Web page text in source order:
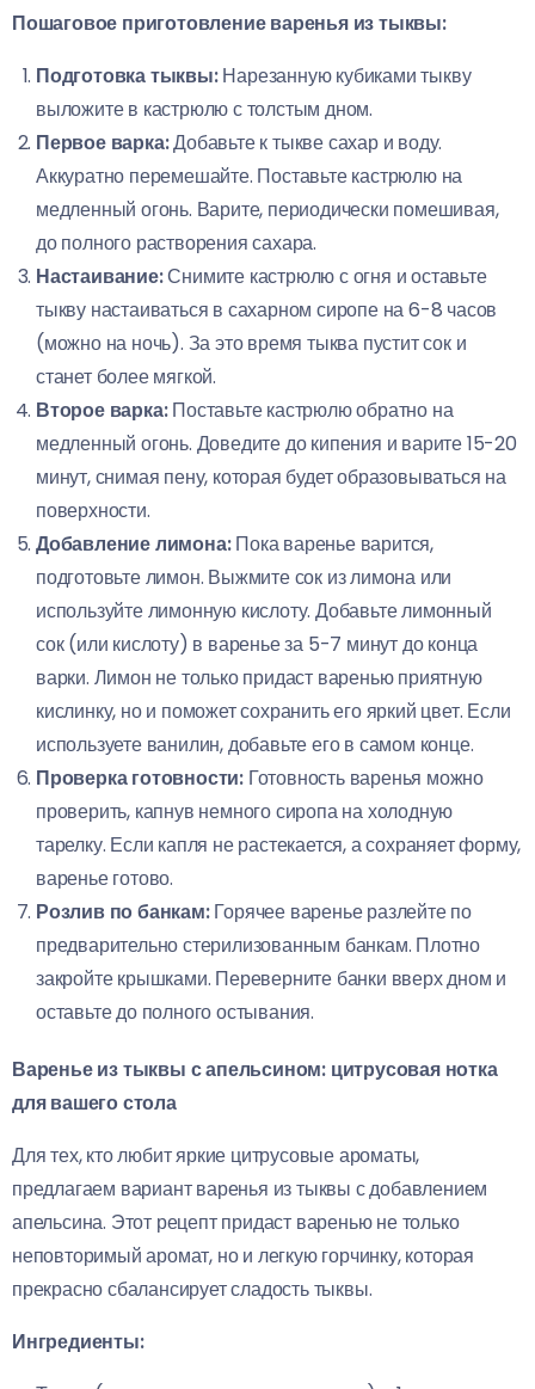
Пошаговое приготовление варенья из тыквы:
Подготовка тыквы:Нарезанную кубиками тыкву
выложите в кастрюлю с толстым дном.
Первое варка:Добавьте к тыкве сахар и воду.
Аккуратно перемешайте. Поставьте кастрюлю на
медленный огонь. Варите, периодически помешивая,
до полного растворения сахара.
Настаивание:Снимите кастрюлю с огня и оставьте
тыкву настаиваться в сахарном сиропе на 6-8 часов
(можно на ночь). За это время тыква пустит сок и
станет более мягкой.
Второе варка:Поставьте кастрюлю обратно на
медленный огонь. Доведите до кипения и варите 15-20
минут, снимая пену, которая будет образовываться на
поверхности.
Добавление лимона:Пока варенье варится,
подготовьте лимон. Выжмите сок из лимона или
используйте лимонную кислоту. Добавьте лимонный
сок (или кислоту) в варенье за 5-7 минут до конца
варки. Лимон не только придаст варенью приятную
кислинку, но и поможет сохранить его яркий цвет. Если
используете ванилин, добавьте его в самом конце.
Проверка готовности: Готовность варенья можно
проверить, капнув немного сиропа на холодную
тарелку. Если капля не растекается, а сохраняет форму,
варенье готово.
Розлив по банкам:Горячее варенье разлейте по
предварительно стерилизованным банкам. Плотно
закройте крышками. Переверните банки вверх дном и
оставьте до полного остывания.
Варенье из тыквы с апельсином: цитрусовая нотка
для вашего стола
Для тех, кто любит яркие цитрусовые ароматы,
предлагаем вариант варенья из тыквы с добавлением
апельсина. Этот рецепт придаст варенью не только
неповторимый аромат, но и легкую горчинку, которая
прекрасно сбалансирует сладость тыквы.
Ингредиенты: